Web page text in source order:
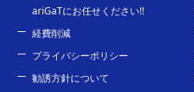
ariGaTにお任せください!!
経費削減
プライバシーポリシー
勧誘方針について